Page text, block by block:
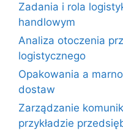
Zadania i rola
handlowym
Analiza otoczenia
logistycznego
Opakowania a
dostaw
Zarządzanie
przykładzie